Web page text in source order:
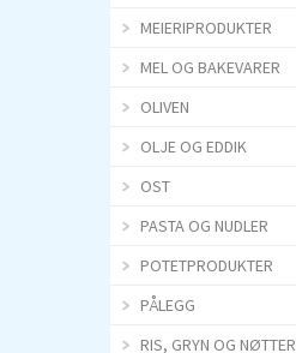
MEIERIPRODUKTER
MEL OG BAKEVARER
OLIVEN
OLJE OG EDDIK
OST
PASTA OG NUDLER
POTETPRODUKTER
PÅLEGG
RIS, GRYN OG NØTTER